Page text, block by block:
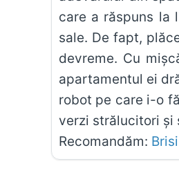
care a răspuns la
sale. De fapt,
devreme. Cu
apartamentul ei
robot pe care i-o
verzi strălucitori și
Recomandăm: